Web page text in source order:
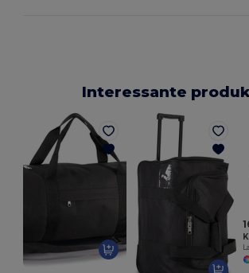
Interessante